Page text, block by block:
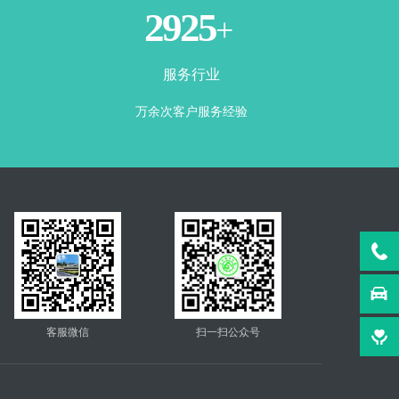
3500+
服务行业
万余次客户服务经验
客服微信 扫一扫公众号